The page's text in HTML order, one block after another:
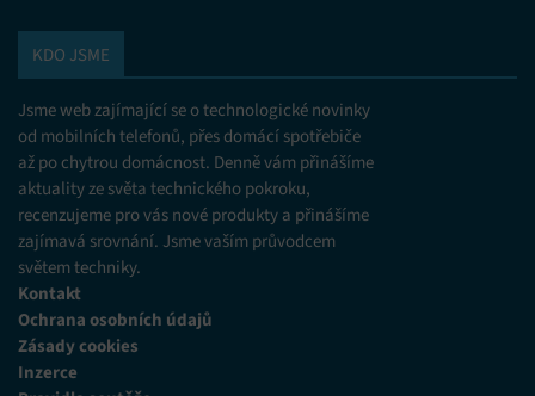
Přiřazování a kombinování údajů z jiných zdrojů
informací.
Zajištění bezpečnosti, předcházení a zjišťování
podvodů a odstraňování chyb, Poskytování a
zobrazování reklamy a obsahu, Ukládání a sdělování
voleb ochrany osobních údajů.
KDO JSME
Jsme web zajímající se o technologické novinky
od mobilních telefonů, přes domácí spotřebiče
až po chytrou domácnost. Denně vám přinášíme
aktuality ze světa technického pokroku,
recenzujeme pro vás nové produkty a přinášíme
zajímavá srovnání. Jsme vaším průvodcem
světem techniky.
Kontakt
Ochrana osobních údajů
Zásady cookies
Inzerce